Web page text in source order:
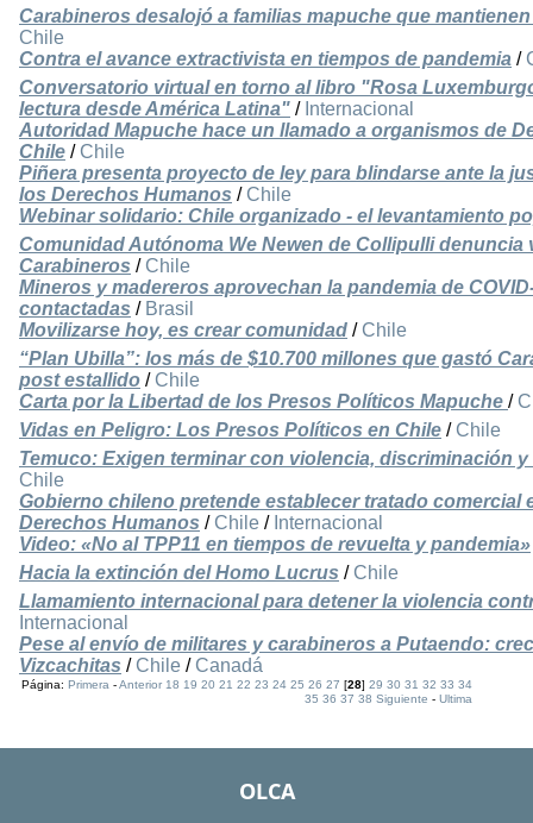
Carabineros desalojó a familias mapuche que
Chile
Contra el avance extractivista en tiempos de pandemia /
Conversatorio virtual en torno al libro "Rosa
lectura desde América Latina" / Internacional
Autoridad Mapuche hace un llamado a organismos de
Chile / Chile
Piñera presenta proyecto de ley para blindarse ante la
los Derechos Humanos / Chile
Webinar solidario: Chile organizado - el levantamiento
Comunidad Autónoma We Newen de Collipulli
Carabineros / Chile
Mineros y madereros aprovechan la pandemia de
contactadas / Brasil
Movilizarse hoy, es crear comunidad / Chile
“Plan Ubilla”: los más de $10.700 millones que gastó
post estallido / Chile
Carta por la Libertad de los Presos Políticos Mapuche /
Vidas en Peligro: Los Presos Políticos en Chile / Chile
Temuco: Exigen terminar con violencia, discriminación
Chile
Gobierno chileno pretende establecer tratado comercial
Derechos Humanos / Chile / Internacional
Video: «No al TPP11 en tiempos de revuelta y pandemia»
Hacia la extinción del Homo Lucrus / Chile
Llamamiento internacional para detener la violencia
Internacional
Pese al envío de militares y carabineros a Putaendo:
Vizcachitas / Chile / Canadá
Página:Primera -Anterior 18 19 20 21 22 23 24 25 26 27 [28]29 30 31 32 33 34
35 36 37 38 Siguiente -Ultima
OLCA